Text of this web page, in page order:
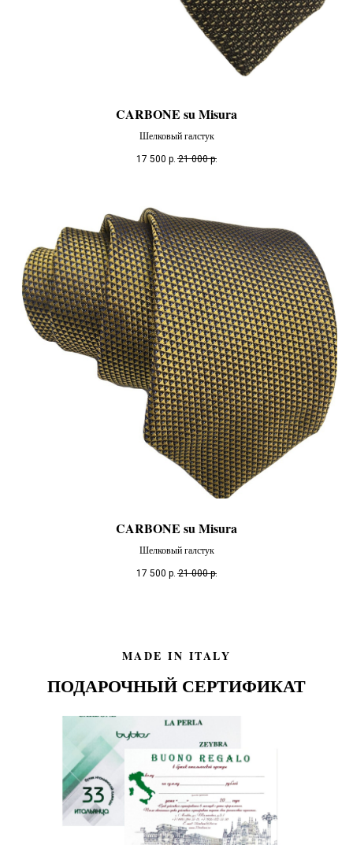
CARBONE su Misura
Шелковый галстук
17 500 р. 21 000 р.
CARBONE su Misura
Шелковый галстук
17 500 р. 21 000 р.
MADE IN ITALY
ПОДАРОЧНЫЙ СЕРТИФИКАТ